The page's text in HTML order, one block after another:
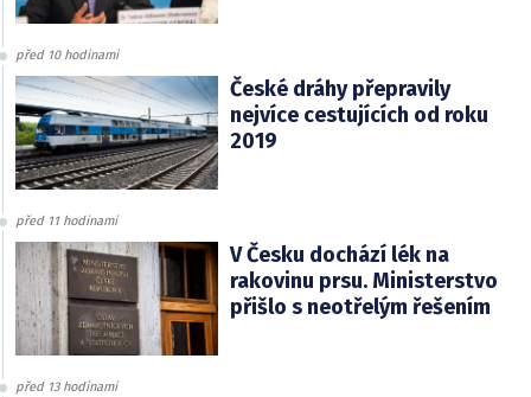
před 10 hodinami
České dráhy přepravily
nejvíce cestujících od roku
2019
před 11 hodinami
V Česku dochází lék na
rakovinu prsu. Ministerstvo
přišlo s neotřelým řešením
před 13 hodinami